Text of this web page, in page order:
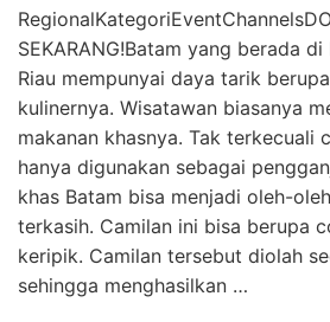
SEKARANG!Batam yang berada
Riau mempunyai daya tarik
kulinernya. Wisatawan biasanya
makanan khasnya. Tak terkecuali
hanya digunakan sebagai
khas Batam bisa menjadi oleh-
terkasih. Camilan ini bisa berupa
keripik. Camilan tersebut diolah
sehingga menghasilkan …